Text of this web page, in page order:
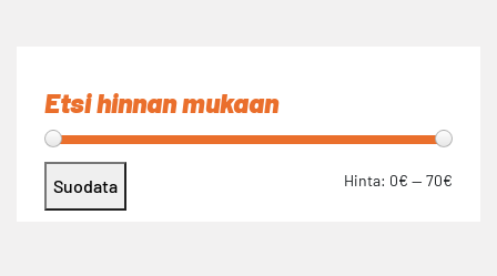
Etsi hinnan mukaan
Suodata Hinta: 0€ — 70€